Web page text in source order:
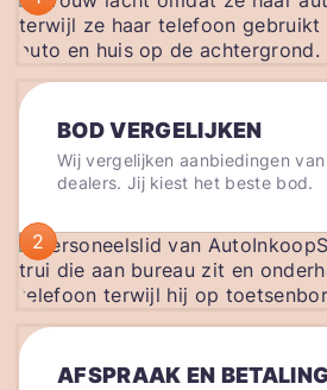
BOD VERGELIJKEN
Wij vergelijken aanbiedingen
dealers. Jij kiest het beste bod.
2
AFSPRAAK EN BETALING